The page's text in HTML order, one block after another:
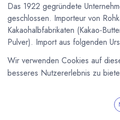
Das 1922 gegründete
geschlossen. Importeur von
Kakaohalbfabrikaten (Kakao-
Pulver). Import aus folgenden
Ghana, Togo, Ecuador,
Madagascar.
Kostenlose News - 1 Mal pro
Wir verwenden Cookies auf
besseres Nutzererlebnis zu